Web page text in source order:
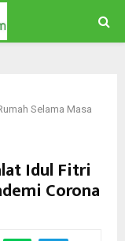
Selama Masa
Idul Fitri
Corona